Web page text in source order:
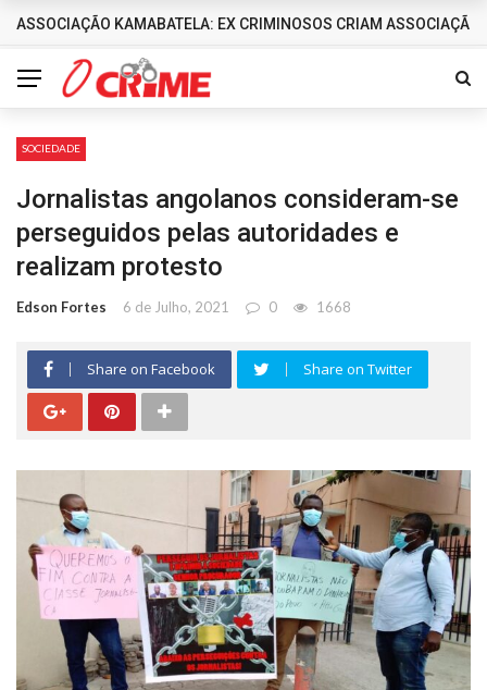
DESTAQUES
ASSOCIAÇÃO KAMABATELA: EX CRIMINOSOS CRIAM
SOCIEDADE
Jornalistas angolanos consideram-se
perseguidos pelas autoridades e
realizam protesto
Edson Fortes 6 de Julho, 2021 0 1668
Share on Facebook Share on Twitter